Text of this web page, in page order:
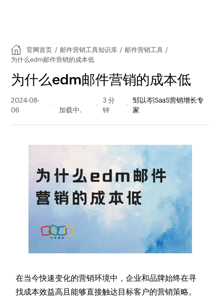
官网首页 / 邮件营销工具知识库 / 邮件营销工具 /
为什么edm邮件营销的成本低
为什么edm邮件营销的成本低
2024-08-
06
量
3 分
钟
邹以岑|SaaS营销增长专
家
在当今快速变化的营销环境中，企业和品牌始终在寻
找成本效益高且能够直接触达目标客户的营销策略。